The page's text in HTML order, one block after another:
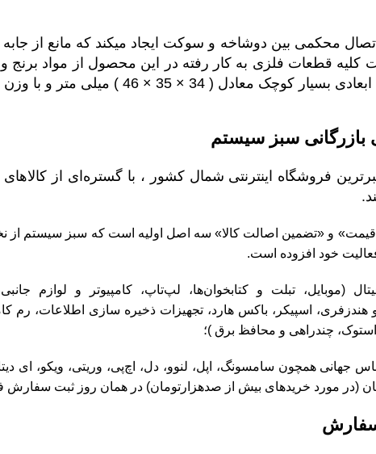
وزن 22 گرم است، که در بسته بندی شکیل کریستالی به مشتریان عرضه می گردد.
بازرگانی سبز سیستم
فروشگاه اینترنتی شمال کشور ، با گستره‌ای از
و «تضمین اصالت کالا» سه اصل اولیه است که سبز سیستم از
خود افزوده است.
(موبایل، تبلت و کتابخوان‌ها، لپ‌تاپ، کامپیوتر و لوازم جانبی
هندزفری، اسپیکر ، باکس هارد، تجهیزات ذخیره سازی اطلاعات، رم
، چندراهی و محافظ برق )؛
جهانی همچون سامسونگ، اپل، لنوو،دل، اچ‌پی، وریتی، ویکو، ای
(در مورد خریدهای بیش از صدهزارتومان) در همان روز ثبت